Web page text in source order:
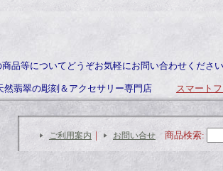
品等についてどうぞお気軽にお問い合わせくださ
天然翡翠の彫刻＆アクセサリー専門店 スマート
ご利用案内 ｜ お問い合せ 商品検索: